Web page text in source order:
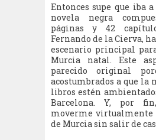
Entonces supe que iba
novela negra
páginas y 42
Fernando de la Cierva,
escenario principal
Murcia natal. Este
parecido original
acostumbrados a que la
libros estén
Barcelona. Y, por
moverme virtualmente
de Murcia sin salir de